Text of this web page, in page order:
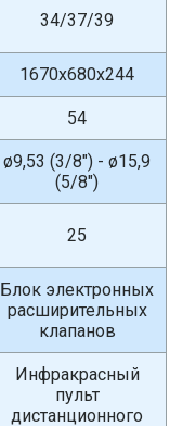
34/37/39
1670x680x244
54
ø9,53 (3/8") - ø15,9
(5/8")
25
Блок электронных
расширительных
клапанов
Инфракрасный
пульт
дистанционного